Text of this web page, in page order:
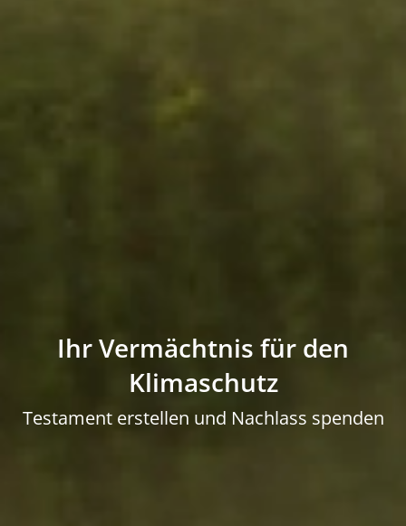
Ihr Vermächtnis für den
Klimaschutz
Testament erstellen und Nachlass spenden